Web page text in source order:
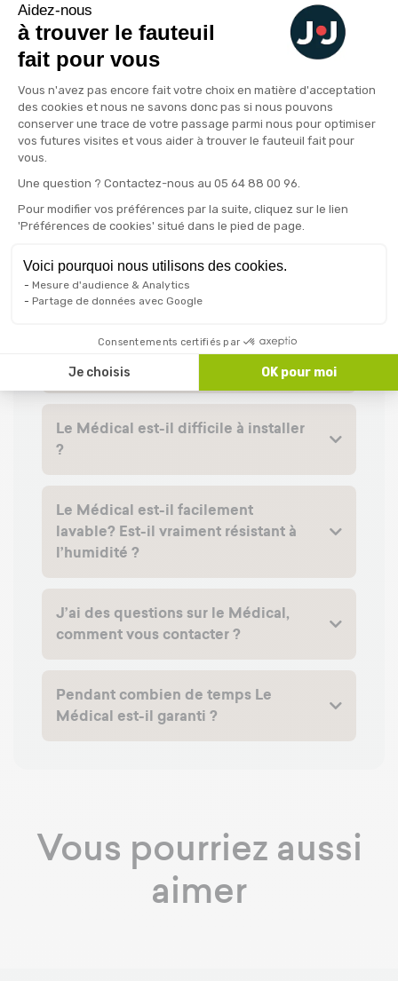
Les questions de nos clients
Le fauteuil le Médical propose la
fonction lift mais est-ce que celle-ci
fauteuil est en position allongée ?
paiement pour acheter mon fauteuil
Le Médical ?
Le Médical est-il difficile à installer
?
Le Médical est-il facilement
lavable? Est-il vraiment résistant à
l’humidité ?
J’ai des questions sur le Médical,
comment vous contacter ?
Pendant combien de temps Le
Médical est-il garanti ?
Vous pourriez aussi
aimer
Aidez-nous
à trouver le fauteuil
fait pour vous
Plateforme de Gestion du
Vous n'avez pas encore fait votre choix en matière d'acceptation
des cookies et nous ne savons donc pas si nous pouvons
conserver une trace de votre passage parmi nous pour optimiser
vos futures visites et vous aider à trouver le fauteuil fait pour
vous.
Une question ? Contactez-nous au 05 64 88 00 96.
Pour modifier vos préférences par la suite, cliquez sur le lien
'Préférences de cookies' situé dans le pied de page.
Voici pourquoi nous utilisons des cookies.
Mesure d'audience & Analytics
Partage de données avec Google
Consentements certifiés par
Je choisis OK pour moi
Axeptio consent